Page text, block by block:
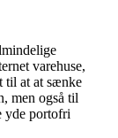
varehuse,
til at at sænke
men også til
yde portofri